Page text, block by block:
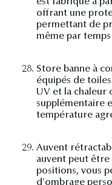
est fabriqué à
offrant une
permettant de
même par
28. Store banne à
équipés de
UV et la chaleur
supplémentaire
température
29. Auvent
auvent peut être
positions, vous
d'ombrage